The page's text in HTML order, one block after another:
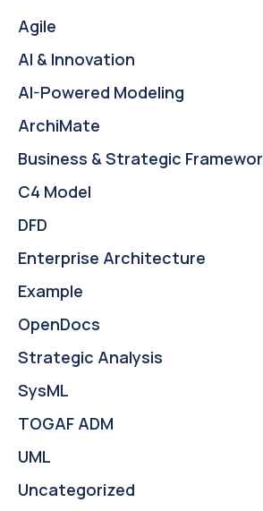
Agile
AI & Innovation
AI-Powered Modeling
ArchiMate
Business & Strategic
C4 Model
DFD
Enterprise Architecture
Example
OpenDocs
Strategic Analysis
SysML
TOGAF ADM
UML
Uncategorized